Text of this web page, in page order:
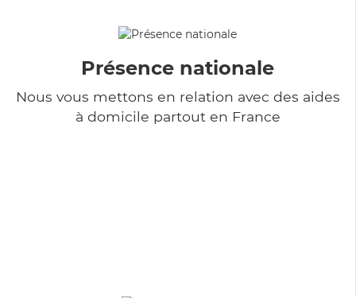
Présence nationale
Nous vous mettons en relation avec des aides
à domicile partout en France